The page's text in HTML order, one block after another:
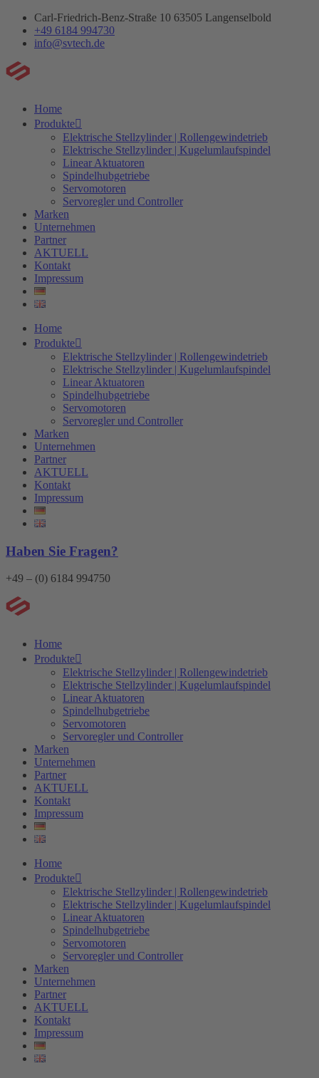
Zum
Inhalt
springen
Carl-Friedrich-Benz-Straße 10 63505 Langenselbold
+49 6184 994730
info@svtech.de
Home
Produkte
Elektrische Stellzylinder | Rollengewindetrieb
Elektrische Stellzylinder | Kugelumlaufspindel
Linear Aktuatoren
Spindelhubgetriebe
Servomotoren
Servoregler und Controller
Marken
Unternehmen
Partner
AKTUELL
Kontakt
Impressum
Home
Produkte
Elektrische Stellzylinder | Rollengewindetrieb
Elektrische Stellzylinder | Kugelumlaufspindel
Linear Aktuatoren
Spindelhubgetriebe
Servomotoren
Servoregler und Controller
Marken
Unternehmen
Partner
AKTUELL
Kontakt
Impressum
Haben Sie Fragen?
+49 – (0) 6184 994750
Home
Produkte
Elektrische Stellzylinder | Rollengewindetrieb
Elektrische Stellzylinder | Kugelumlaufspindel
Linear Aktuatoren
Spindelhubgetriebe
Servomotoren
Servoregler und Controller
Marken
Unternehmen
Partner
AKTUELL
Kontakt
Impressum
Home
Produkte
Elektrische Stellzylinder | Rollengewindetrieb
Elektrische Stellzylinder | Kugelumlaufspindel
Linear Aktuatoren
Spindelhubgetriebe
Servomotoren
Servoregler und Controller
Marken
Unternehmen
Partner
AKTUELL
Kontakt
Impressum